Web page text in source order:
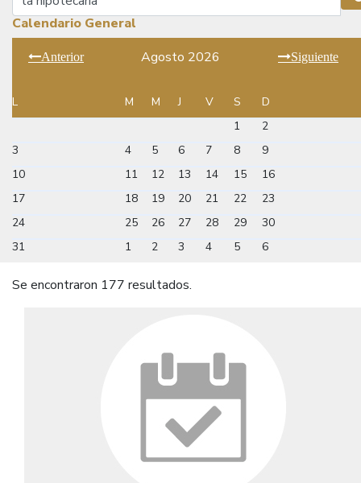
Calendario General
Anterior Agosto 2026 Siguiente
L M M J V S
D
1
2
3
4 5 6 7 8
9
10
11 12 13 14 15
16
17
18 19 20 21 22
23
24
25 26 27 28 29
30
31
1 2 3 4 5 6
Se encontraron 177 resultados.